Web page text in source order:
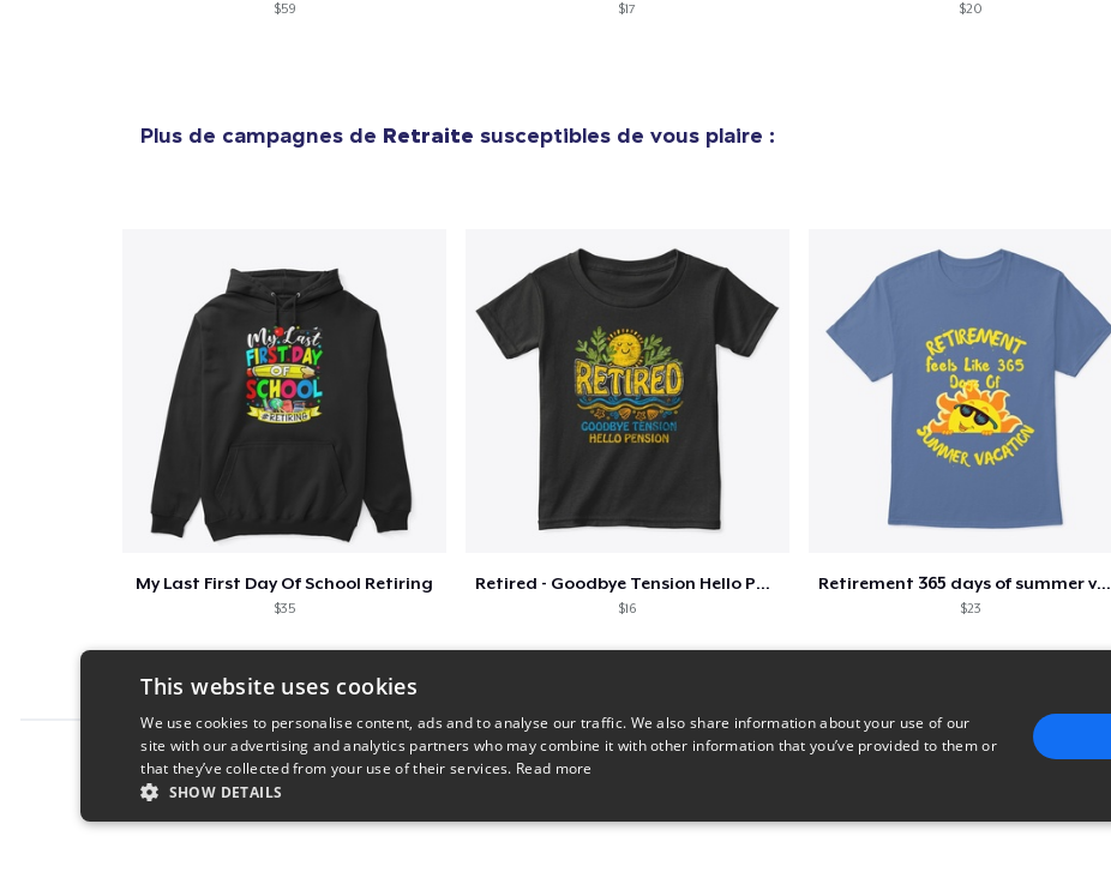
$59 $17 $20
Plus de campagnes de Retraite susceptibles de vous plaire :
My Last First Day Of School Retiring
$35
Retired - Goodbye Tension Hello Pension
$16
Retirement 365 days of summer vacation
$23
Report this product
This website uses cookies
We use cookies to personalise content, ads and to analyse our traffic. We also share information about your use of our
site with our advertising and analytics partners who may combine it with other information that you’ve provided to them or
that they’ve collected from your use of their services. Read more
SHOW DETAILS